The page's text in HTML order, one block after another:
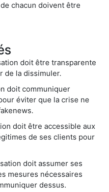
chacun doivent être
doit être transparente
de la dissimuler.
doit communiquer
éviter que la crise ne
doit être accessible aux
de ses clients pour
doit assumer ses
mesures nécessaires
dessus.